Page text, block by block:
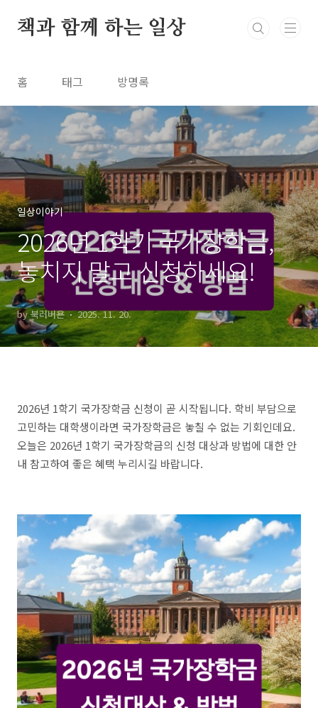
책과 함께 하는 일상
홈 태그 방명록
일상이야기
2026년 1학기 국가장학금,
놓치지 말고 신청하세요!
by 북러버욘 2025. 11. 20.
2026년 1학기 국가장학금 신청이 곧 시작됩니다. 학비 부담으로
고민하는 대학생이라면 국가장학금은 놓칠 수 없는 기회인데요.
오늘은 2026년 1학기 국가장학금의 신청 대상과 방법에 대한 안
내 참고하여 좋은 혜택 누리시길 바랍니다.